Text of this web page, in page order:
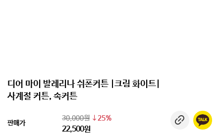
디어 마이 발레리나 쉬폰커튼 |크림 화이트|
사계절 커튼, 속커튼
판매가
30,000원 25%
22,500원